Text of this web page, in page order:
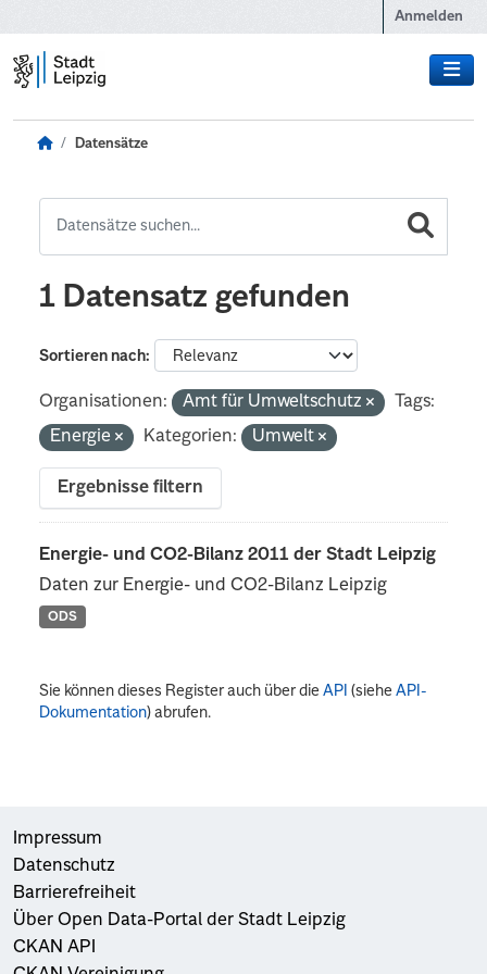
Anmelden
Datensätze
1 Datensatz gefunden
Sortieren nach
Organisationen: Amt für Umweltschutz
Tags:
Energie
Kategorien: Umwelt
Ergebnisse filtern
Energie- und CO2-Bilanz 2011 der Stadt Leipzig
Daten zur Energie- und CO2-Bilanz Leipzig
ODS
Sie können dieses Register auch über dieAPI (sieheAPI-
Dokumentation) abrufen.
Impressum
Datenschutz
Barrierefreiheit
Über Open Data-Portal der Stadt Leipzig
CKAN API